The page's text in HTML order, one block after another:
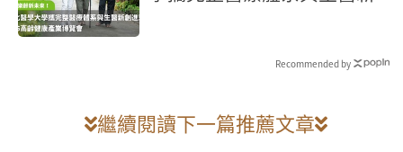
Recommended by
繼續閱讀下一篇推薦文章